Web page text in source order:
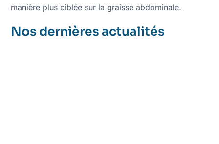
manière plus ciblée sur la graisse abdominale.
Nos dernières actualités